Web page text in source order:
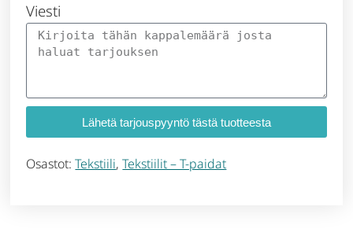
Viesti
Lähetä tarjouspyyntö tästä tuotteesta
Osastot:Tekstiili,Tekstiilit – T-paidat